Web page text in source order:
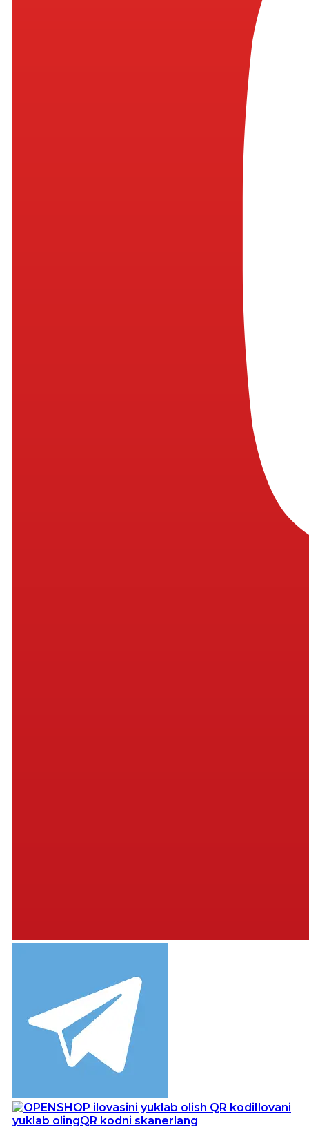
Ilovani
yuklab olingQR kodni skanerlang